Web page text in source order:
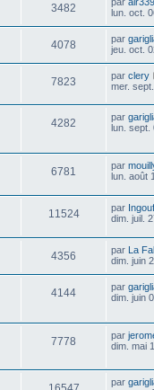
3482
lun. oct.
4078 par
jeu. oct.
7823 par clery
mer.
4282 par
lun. sept.
6781 par
lun. août
11524 par Ingouf
dim. juil.
4356 par La
dim. juin
4144 par
dim. juin
7778 par
dim. mai
par